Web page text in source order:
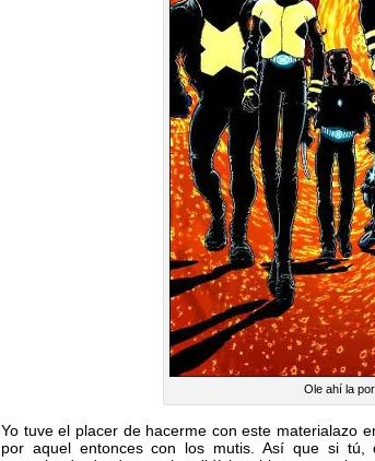
Ole ahí la
Yo tuve el placer de hacerme con este materialazo
por aquel entonces con los mutis. Así que si